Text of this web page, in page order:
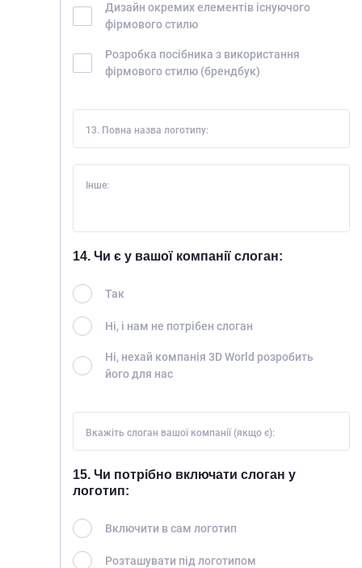
Дизайн окремих елементів існуючого
фірмового стилю
Розробка посібника з використання
фірмового стилю (брендбук)
13. Повна назва логотипу:
Інше:
14. Чи є у вашої компанії слоган:
Так
Ні, і нам не потрібен слоган
Ні, нехай компанія 3D World розробить
його для нас
Вкажіть слоган вашої компанії (якщо є):
15. Чи потрібно включати слоган у
логотип:
Включити в сам логотип
Розташувати під логотипом